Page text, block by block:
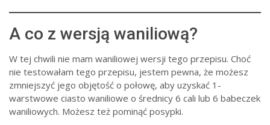
A co z wersją waniliową?
W tej chwili nie mam waniliowej wersji tego przepisu. Choć
nie testowałam tego przepisu, jestem pewna, że możesz
zmniejszyć jego objętość o połowę, aby uzyskać 1-
warstwowe ciasto waniliowe o średnicy 6 cali lub 6 babeczek
waniliowych. Możesz też pominąć posypki.